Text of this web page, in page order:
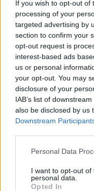
If you wish to opt-out of
processing of your
targeted advertising by
section to confirm your
opt-out request is
interest-based ads
us or personal
your opt-out. You may
disclosure of your
IAB’s list of
also be disclosed by us
Downstream
Personal Data
I want to opt-out
personal data.
Opted In